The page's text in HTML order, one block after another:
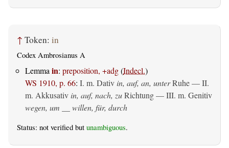
↑ Token: in
Codex Ambrosianus A
Lemma in: preposition, +adg(Indecl.)
WS 1910, p. 66: I. m. Dativ in, auf, an, unterRuhe — II.
m. Akkusativ in, auf, nach, zuRichtung — III. m. Genitiv
wegen, um __ willen, für, durch
Status: not verified but unambiguous.